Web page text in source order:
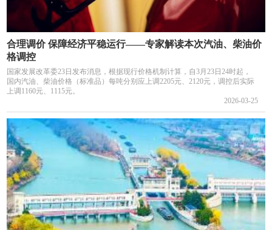
合理调价 保障经济平稳运行——专家解读本次汽油、柴油价
格调控
国家发展改革委23日发布消息，根据现行价格机制计算，自3月23日24时起，
国内汽油、柴油价格（标准品）每吨分别应上调2205元、2120元，调控后实际
上调1160元、1115元。
2026-03-25